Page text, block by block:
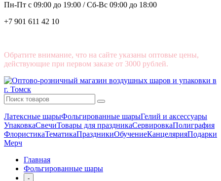
Пн-Пт с 09:00 до 19:00 /Сб-Вс 09:00 до 18:00
+7 901 611 42 10
Обратите внимание, что на сайте указаны оптовые цены,
действующие при первом заказе от 3000 рублей.
Латексные шарыФольгированные шарыГелий и аксессуары
УпаковкаСвечиТовары для праздникаСервировкаПолиграфия
ФлористикаТематикаПраздникиОбучениеКанцелярияПодарки
Мерч
Главная
Фольгированные шары
-